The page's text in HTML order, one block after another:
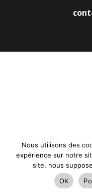
Nous utilisons des
expérience sur notre
site, nous
OK